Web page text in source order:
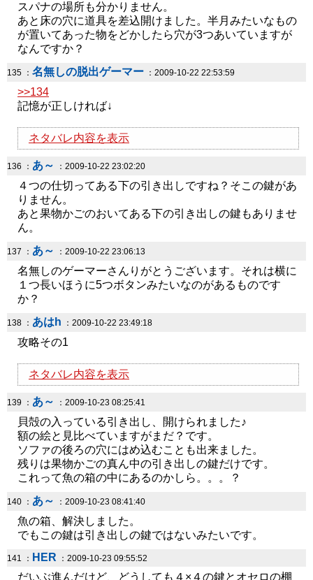
スパナの場所も分かりません。
あと床の穴に道具を差込開けました。半月みたいなもの
が置いてあった物をどかしたら穴が3つあいていますが
なんですか？
135 ： 名無しの脱出ゲーマー ：2009-10-22 22:53:59
>>134
記憶が正しければ↓
ネタバレ内容を表示
136 ： あ～ ：2009-10-22 23:02:20
４つの仕切ってある下の引き出しですね？そこの鍵があ
りません。
あと果物かごのおいてある下の引き出しの鍵もありませ
ん。
137 ： あ～ ：2009-10-22 23:06:13
名無しのゲーマーさんりがとうございます。それは横に
１つ長いほうに5つボタンみたいなのがあるものです
か？
138 ： あはh ：2009-10-22 23:49:18
攻略その1
ネタバレ内容を表示
139 ： あ～ ：2009-10-23 08:25:41
貝殻の入っている引き出し、開けられました♪
額の絵と見比べていますがまだ？です。
ソファの後ろの穴にはめ込むことも出来ました。
残りは果物かごの真ん中の引き出しの鍵だけです。
これって魚の箱の中にあるのかしら。。。？
140 ： あ～ ：2009-10-23 08:41:40
魚の箱、解決しました。
でもこの鍵は引き出しの鍵ではないみたいです。
141 ： HER ：2009-10-23 09:55:52
だいぶ進んだけど、どうしても４×４の鍵とオセロの棚